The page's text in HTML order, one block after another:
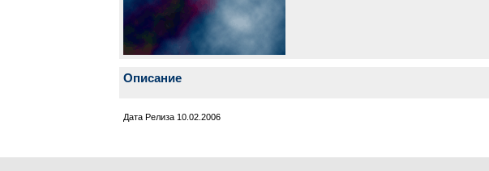
Описание
Дата Релиза 10.02.2006